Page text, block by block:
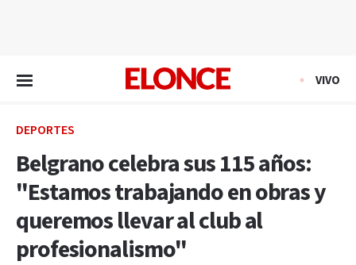
VIVO
DEPORTES
Belgrano celebra sus 115 años:
"Estamos trabajando en obras y
queremos llevar al club al
profesionalismo"